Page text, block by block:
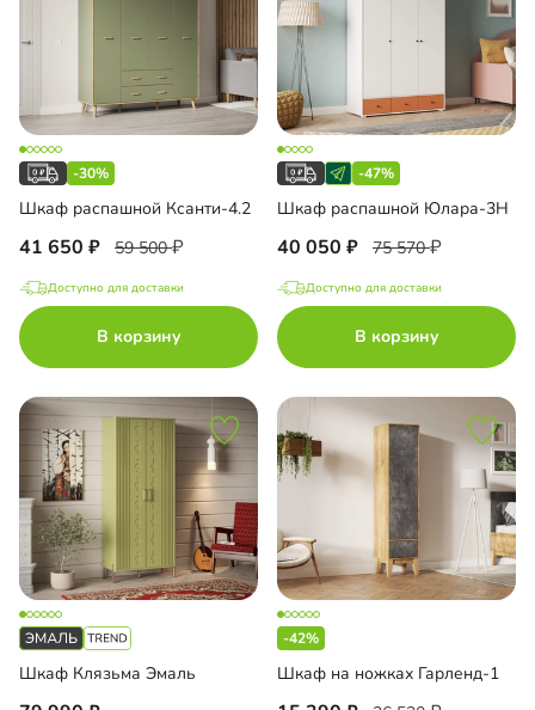
-30%
Шкаф распашной Ксанти-4.2
41 650 59 500
Доступно для доставки
В корзину
-47%
Шкаф распашной Юлара-3Н
40 050 75 570
Доступно для доставки
В корзину
Шкаф Клязьма Эмаль
-42%
Шкаф на ножках Гарленд-1